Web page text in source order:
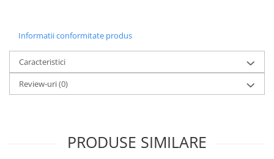
Informatii conformitate produs
Caracteristici
Review-uri(0)
PRODUSE SIMILARE